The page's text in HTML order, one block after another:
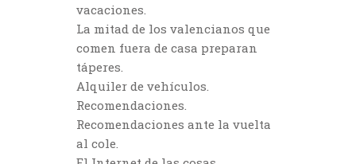
vacaciones.
La mitad de los valencianos que
comen fuera de casa preparan
táperes.
Alquiler de vehículos.
Recomendaciones.
Recomendaciones ante la vuelta
al cole.